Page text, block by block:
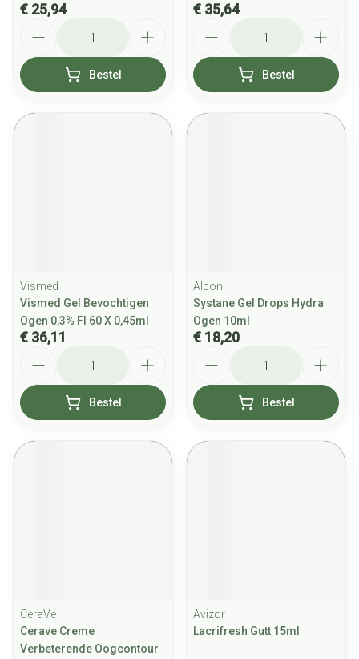
€ 25,94
Bestel
€ 35,64
Bestel
Vismed
Vismed Gel Bevochtigen
Ogen 0,3% Fl 60 X 0,45ml
€ 36,11
Bestel
Alcon
Systane Gel Drops Hydra
Ogen 10ml
€ 18,20
Bestel
CeraVe
Cerave Creme
Verbeterende Oogcontour
Avizor
Lacrifresh Gutt 15ml